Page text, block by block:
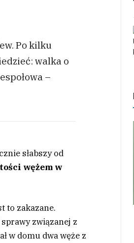
Po kilku
walka o
–
słabszy od
wężem w
to zakazane.
związanej z
w domu dwa węże z